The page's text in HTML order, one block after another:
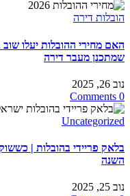
הובלות דירה
שמתכנן מעבר דירה
נוב 26, 2025
0 Comments
Uncategorized
בלאק פריידי בהובלות |
השנה
נוב 25, 2025